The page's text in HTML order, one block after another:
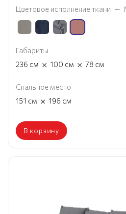
Цветовое исполнение ткани —
Габариты
236 см × 100 см × 78 см
Спальное место
151 см × 196 см
В корзину